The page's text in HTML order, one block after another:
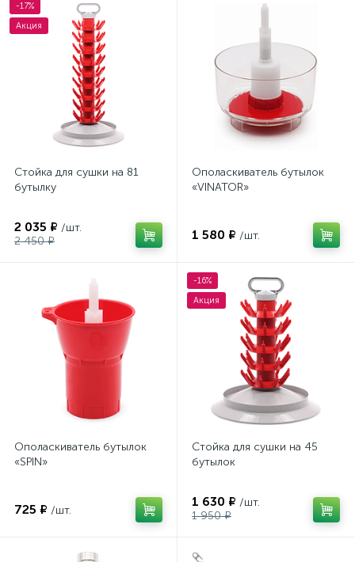
-17%
Акция
Стойка для сушки на 81
бутылку
2 035 ₽ /шт.
2 450 ₽
Ополаскиватель бутылок
«VINATOR»
1 580 ₽ /шт.
Ополаскиватель бутылок
«SPIN»
725 ₽ /шт.
-16%
Акция
Стойка для сушки на 45
бутылок
1 630 ₽ /шт.
1 950 ₽